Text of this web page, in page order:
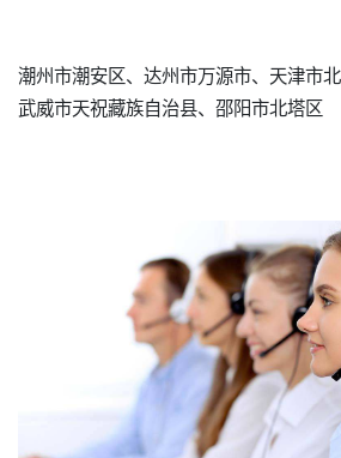
潮州市潮安区、达州市万源市、天津市北
武威市天祝藏族自治县、邵阳市北塔区